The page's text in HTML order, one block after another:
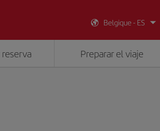
Belgique - ES
Preparar el viaje